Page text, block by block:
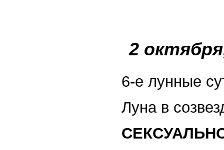
2
6-е лунные
Луна в